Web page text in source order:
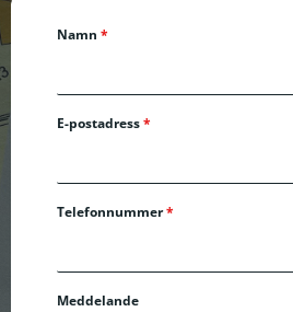
Namn *
E-postadress*
Telefonnummer*
Meddelande